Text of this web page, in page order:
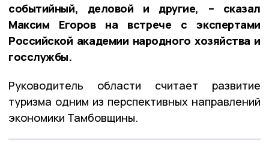
событийный, деловой и другие, – сказал
Максим Егоров на встрече с экспертами
Российской академии народного хозяйства и
госслужбы.
Руководитель области считает развитие
туризма одним из перспективных направлений
экономики Тамбовщины.